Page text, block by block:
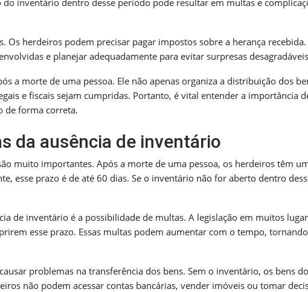
Os herdeiros podem precisar pagar impostos sobre a herança
e planejar adequadamente para evitar surpresas
a morte de uma pessoa. Ele não apenas organiza a distribuição dos
e fiscais sejam cumpridas. Portanto, é vital entender a importância
de forma correta.
da ausência de inventário
muito importantes. Após a morte de uma pessoa, os herdeiros têm
esse prazo é de até 60 dias. Se o inventário não for aberto dentro
de inventário é a possibilidade de multas. A legislação em muitos
esse prazo. Essas multas podem aumentar com o tempo,
problemas na transferência dos bens. Sem o inventário, os bens
não podem acessar contas bancárias, vender imóveis ou tomar